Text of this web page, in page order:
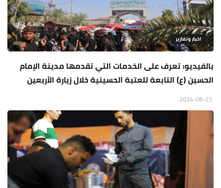
اخبار وتقارير
بالفيديو: تعرف على الخدمات التي تقدمها مدينة الإمام
الحسين (ع) التابعة للعتبة الحسينية خلال زيارة الأربعين